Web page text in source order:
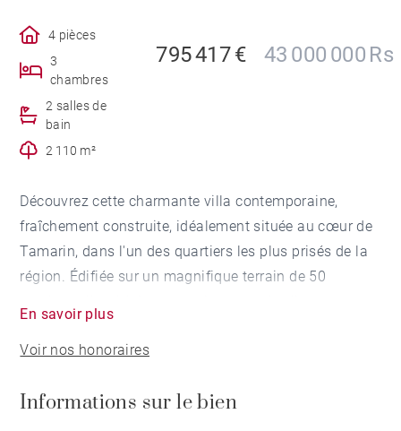
4 pièces
3
chambres
2 salles de
bain
2 110 m²
795 417 € 43 000 000 Rs
Découvrez cette charmante villa contemporaine,
fraîchement construite, idéalement située au cœur de
Tamarin, dans l'un des quartiers les plus prisés de la
région. Édifiée sur un magnifique terrain de 50
offrant un cadre de vie paisible, avec suffisamment
d'espace pour la construction d'une dépendance selon
En savoir plus
Voir nos honoraires
Informations sur le bien